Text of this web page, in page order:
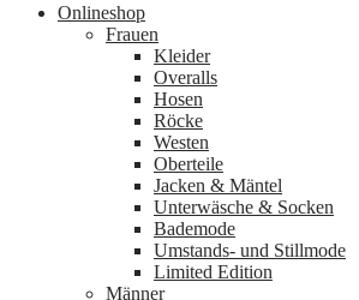
Onlineshop
Frauen
Kleider
Overalls
Hosen
Röcke
Westen
Oberteile
Jacken & Mäntel
Unterwäsche & Socken
Bademode
Umstands- und Stillmode
Limited Edition
Männer